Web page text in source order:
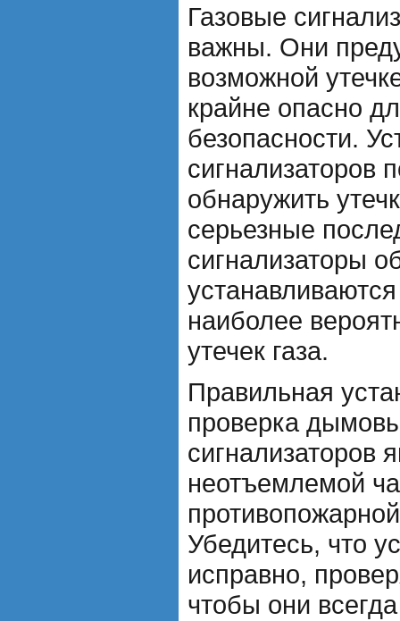
Газовые
важны. Они
возможной
крайне опасно
безопасности.
сигнализаторов
обнаружить
серьезные
сигнализаторы
наиболее
утечек газа.
Правильная
проверка
сигнализаторов
неотъемлемой
Убедитесь, что
исправно,
чтобы они